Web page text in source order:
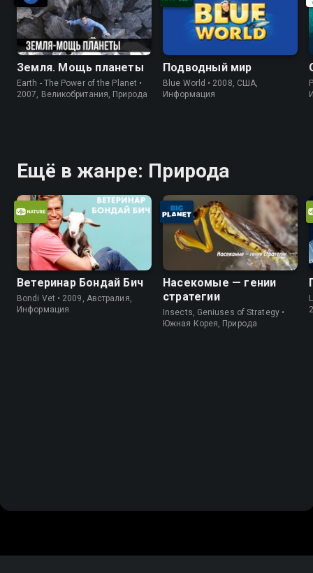
Земля. Мощь планеты
Earth - The Power of the Planet •
2007, Великобритания, Природа
Подводный мир
Blue World • 2008, США,
Информация
Ещё в жанре: Природа
Ветеринар Бондай Бич
Bondi Vet • 2009, Австралия,
Информация
Насекомые — гении
стратегии
Insects, Geniuses of Strategy •
Южная Корея, Природа